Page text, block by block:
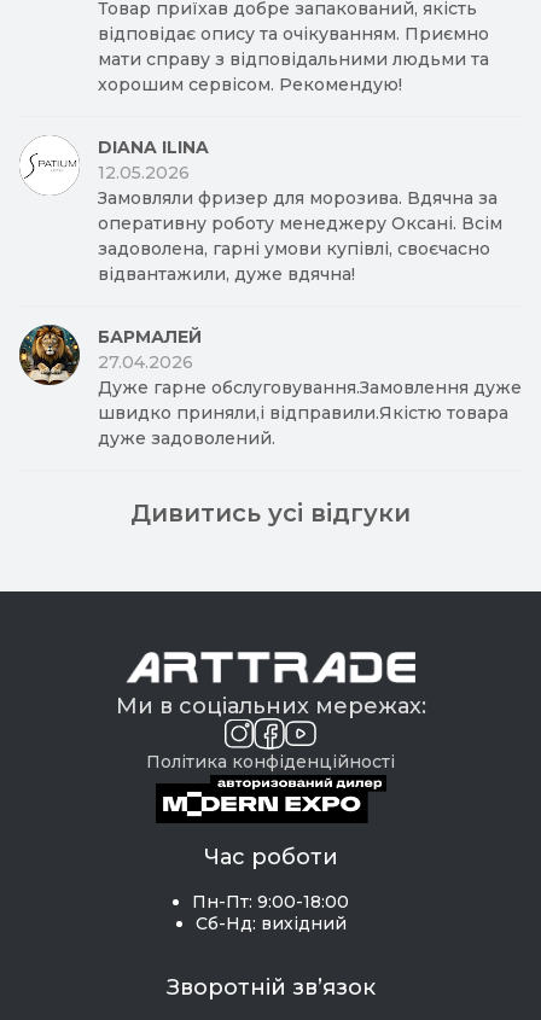
Товар приїхав добре запакований, якість
відповідає опису та очікуванням. Приємно
мати справу з відповідальними людьми та
хорошим сервісом. Рекомендую!
DIANA ILINA
12.05.2026
Замовляли фризер для морозива. Вдячна за
оперативну роботу менеджеру Оксані. Всім
задоволена, гарні умови купівлі, своєчасно
відвантажили, дуже вдячна!
БАРМАЛЕЙ
27.04.2026
Дуже гарне обслуговування.Замовлення дуже
швидко приняли,і відправили.Якістю товара
дуже задоволений.
Дивитись усі відгуки
Ми в соціальних мережах:
Політика конфіденційності
Час роботи
Пн-Пт: 9:00-18:00
Сб-Нд: вихідний
Зворотній зв’язок